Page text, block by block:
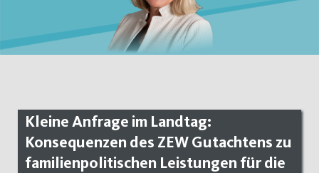
Kleine Anfrage im Landtag:
Konsequenzen des ZEW Gutachtens zu
familienpolitischen Leistungen für die